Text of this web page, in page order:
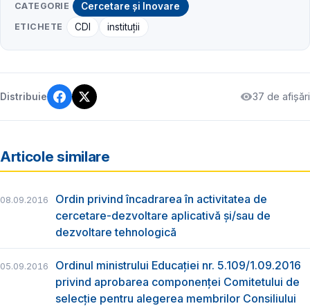
CATEGORIE Cercetare și Inovare
ETICHETE CDI instituții
Distribuie 37 de afișări
Articole similare
08.09.2016
Ordin privind încadrarea în activitatea de
cercetare-dezvoltare aplicativă şi/sau de
dezvoltare tehnologică
05.09.2016
Ordinul ministrului Educaţiei nr. 5.109/1.09.2016
privind aprobarea componenței Comitetului de
selecție pentru alegerea membrilor Consiliului